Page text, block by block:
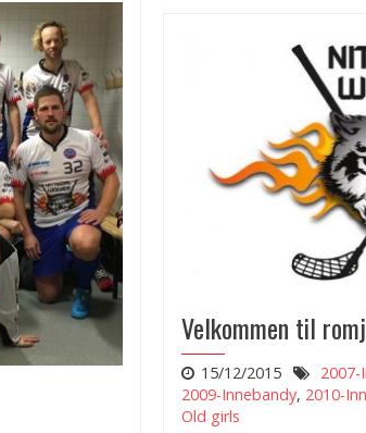
Velkommen til
15/12/2015 2007-
2009-Innebandy, 2010-
Old girls